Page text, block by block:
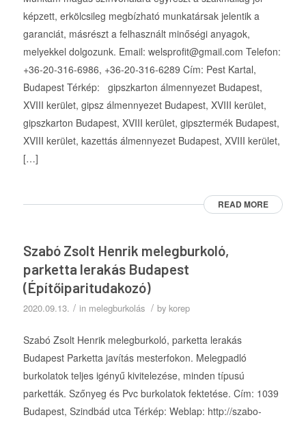
képzett, erkölcsileg megbízható munkatársak jelentik a
garanciát, másrészt a felhasznált minőségi anyagok,
melyekkel dolgozunk. Email: welsprofit@gmail.com Telefon:
+36-20-316-6986, +36-20-316-6289 Cím: Pest Kartal,
Budapest Térkép: gipszkarton álmennyezet Budapest,
XVIII kerület, gipsz álmennyezet Budapest, XVIII kerület,
gipszkarton Budapest, XVIII kerület, gipsztermék Budapest,
XVIII kerület, kazettás álmennyezet Budapest, XVIII kerület,
[…]
READ MORE
Szabó Zsolt Henrik melegburkoló,
parketta lerakás Budapest
(Építőiparitudakozó)
2020.09.13. / in melegburkolás / by korep
Szabó Zsolt Henrik melegburkoló, parketta lerakás
Budapest Parketta javítás mesterfokon. Melegpadló
burkolatok teljes igényű kivitelezése, minden típusú
parketták. Szőnyeg és Pvc burkolatok fektetése. Cím: 1039
Budapest, Szindbád utca Térkép: Weblap: http://szabo-